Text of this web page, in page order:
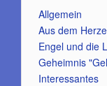
Allgemein
Aus dem
Engel und die
Geheimnis
Interessantes